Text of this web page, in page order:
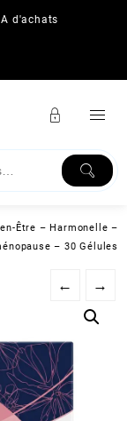
d'achats
Être – Harmonelle –
– 30 Gélules
← →